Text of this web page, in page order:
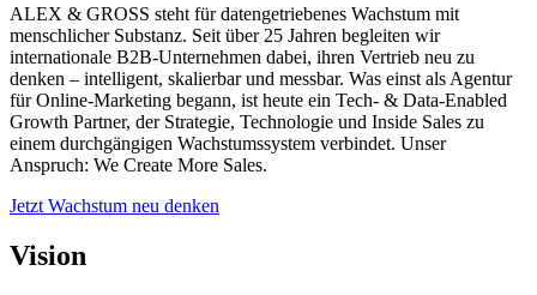
ALEX & GROSS steht für datengetriebenes Wachstum mit
menschlicher Substanz. Seit über 25 Jahren begleiten wir
internationale B2B-Unternehmen dabei, ihren Vertrieb neu zu
denken – intelligent, skalierbar und messbar. Was einst als Agentur
für Online-Marketing begann, ist heute ein Tech- & Data-Enabled
Growth Partner, der Strategie, Technologie und Inside Sales zu
einem durchgängigen Wachstumssystem verbindet. Unser
Anspruch: We Create More Sales.
Jetzt Wachstum neu denken
Vision